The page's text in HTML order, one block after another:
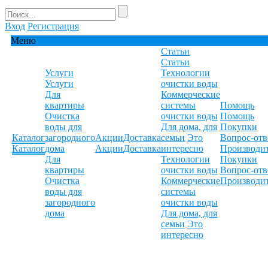
Вход Регистрация
Меню
Каталог
Каталог
Услуги
Услуги
Для
квартиры
Очистка
воды для
загородного
дома
Для
квартиры
Очистка
воды для
загородного
дома
Акции
Акции
Доставка
Доставка
Статьи
Статьи
Технологии
очистки воды
Коммерческие
системы
очистки воды
Для дома, для
семьи Это
интересно
Технологии
очистки воды
Коммерческие
системы
очистки воды
Для дома, для
семьи Это
интересно
Помощь
Помощь
Покупки
Вопрос-
Покупки
Вопрос-